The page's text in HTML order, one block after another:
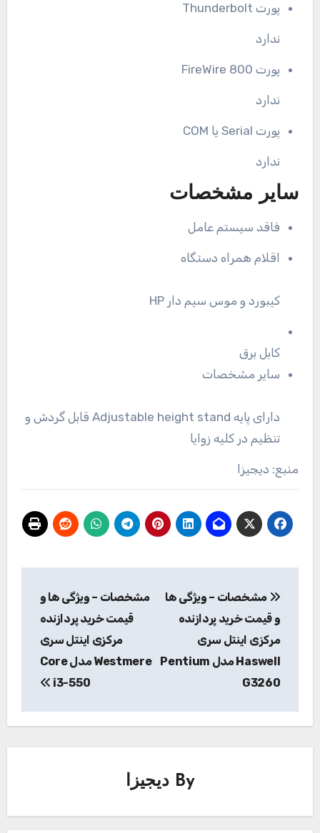
پورت Thunderbolt
ندارد
پورت FireWire 800
ندارد
پورت Serial یا COM
ندارد
سایر مشخصات
فاقد سیستم عامل
اقلام همراه دستگاه
کیبورد و موس سیم دار HP
کابل برق
سایر مشخصات
دارای پایه Adjustable height stand قابل گردش و
تنظیم در کلیه زوایا
منبع: دیجیزا
نوشته
مشخصات – ویژگی ها
و قیمت خرید پردازنده
مرکزی اینتل سری
Haswell مدل Pentium
G3260
مشخصات – ویژگی ها و
قیمت خرید پردازنده
مرکزی اینتل سری
Westmere مدل Core
i3-550
By دیجیزا